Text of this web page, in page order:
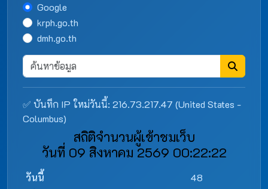
Google
krph.go.th
dmh.go.th
✅ บันทึก IP ใหม่วันนี้: 216.73.217.47 (United States -
Columbus)
สถิติจำนวนผู้เข้าชมเว็บ
วันที่ 09 สิงหาคม 2569 00:22:22
วันนี้
48